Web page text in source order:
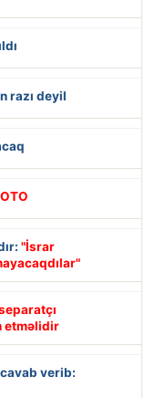
razı deyil
"İsrar
etməlidir
verib: